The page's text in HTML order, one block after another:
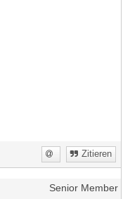
Zitieren
Senior Member